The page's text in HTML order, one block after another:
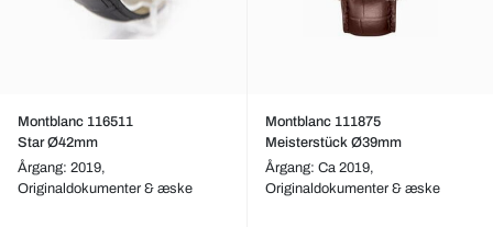
Montblanc 116511
Star Ø42mm
Årgang: 2019,
Originaldokumenter & æske
Montblanc 111875
Meisterstück Ø39mm
Årgang: Ca 2019,
Originaldokumenter & æske